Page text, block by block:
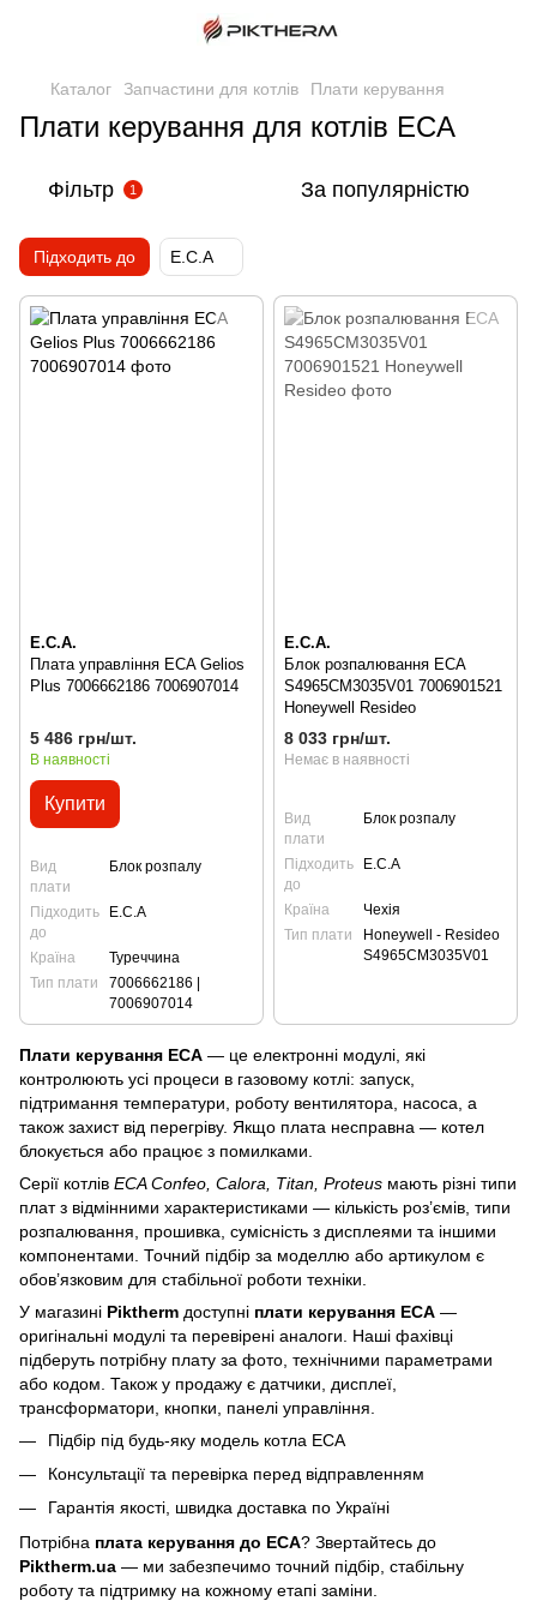
Каталог Запчастини для котлів Плати керування
Плати керування для котлів ECA
Фільтр 1 За популярністю
Підходить до E.C.A
E.C.A.
Плата управління ECA Gelios
Plus 7006662186 7006907014
5 486 грн/шт.
В наявності
Купити
Вид
плати
Блок розпалу
Підходить
до
E.C.A
Країна
Туреччина
Тип плати
7006662186 |
7006907014
E.C.A.
Блок розпалювання ECA
S4965CM3035V01 7006901521
Honeywell Resideo
8 033 грн/шт.
Немає в наявності
Вид
плати
Блок розпалу
Підходить
до
E.C.A
Країна
Чехія
Тип плати
Honeywell - Resideo
S4965CM3035V01
Плати керування ECA — це електронні модулі, які
контролюють усі процеси в газовому котлі: запуск,
підтримання температури, роботу вентилятора, насоса, а
також захист від перегріву. Якщо плата несправна — котел
блокується або працює з помилками.
Серії котлів ECA Confeo, Calora, Titan, Proteus мають різні типи
плат з відмінними характеристиками — кількість роз’ємів, типи
розпалювання, прошивка, сумісність з дисплеями та іншими
компонентами. Точний підбір за моделлю або артикулом є
обов’язковим для стабільної роботи техніки.
У магазині Piktherm доступні плати керування ECA —
оригінальні модулі та перевірені аналоги. Наші фахівці
підберуть потрібну плату за фото, технічними параметрами
або кодом. Також у продажу є датчики, дисплеї,
трансформатори, кнопки, панелі управління.
Підбір під будь-яку модель котла ECA
Консультації та перевірка перед відправленням
Гарантія якості, швидка доставка по Україні
Потрібна плата керування до ECA? Звертайтесь до
Piktherm.ua — ми забезпечимо точний підбір, стабільну
роботу та підтримку на кожному етапі заміни.